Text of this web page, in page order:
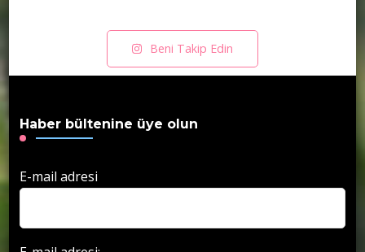
Beni Takip Edin
Haber bültenine üye olun
E-mail adresi